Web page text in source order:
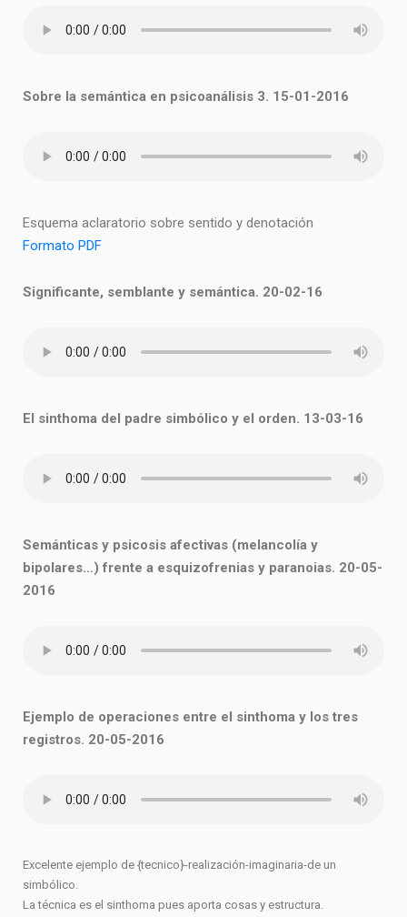
Sobre la semántica en psicoanálisis 3. 15-01-2016
Esquema aclaratorio sobre sentido y denotación
Formato PDF
Significante, semblante y semántica. 20-02-16
El sinthoma del padre simbólico y el orden. 13-03-16
Semánticas y psicosis afectivas (melancolía y
bipolares…) frente a esquizofrenias y paranoias. 20-05-
2016
Ejemplo de operaciones entre el sinthoma y los tres
registros. 20-05-2016
Excelente ejemplo de {tecnico}-realización-imaginaria-de un
simbólico.
La técnica es el sinthoma pues aporta cosas y estructura.